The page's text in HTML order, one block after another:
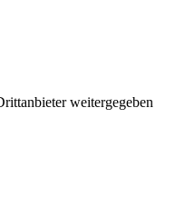
weitergegeben